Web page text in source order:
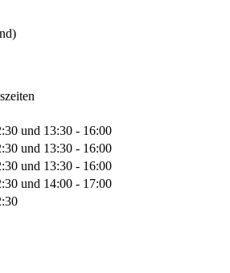
und 13:30 - 16:00
und 13:30 - 16:00
und 13:30 - 16:00
und 14:00 - 17:00